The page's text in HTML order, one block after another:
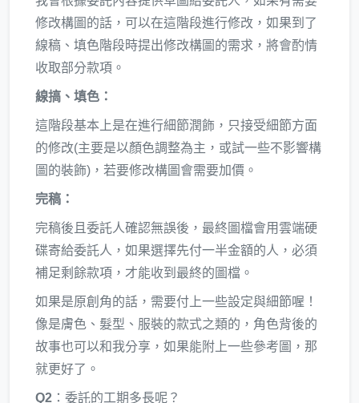
修改構圖的話，可以在這階段進行修改，如果到了
線稿、填色階段時提出修改構圖的需求，將會酌情
收取部分款項。
線搞、填色：
這階段基本上是在進行細節潤飾，只接受細節方面
的修改(主要是以顏色調整為主，或試一些不影響構
圖的裝飾)，若要修改構圖會需要加價。
完稿：
完稿後且委託人確認無誤後，最終圖檔會用雲端硬
碟寄給委託人，如果選擇先付一半金額的人，必須
補足剩餘款項，才能收到最終的圖檔。
如果是原創角的話，需要付上一些設定與細節喔！
像是膚色、髮型、服裝的款式之類的，角色背後的
故事也可以和我分享，如果能附上一些參考圖，那
就更好了。
Q2 ：委託的工期多長呢？